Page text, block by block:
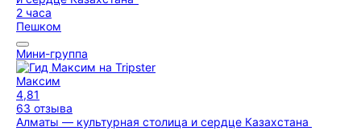
2 часа
Пешком
Мини-группа
Максим
4,81
63 отзыва
Алматы — культурная столица и сердце Казахстана